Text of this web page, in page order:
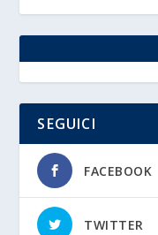
SEGUICI
FACEBOOK
TWITTER